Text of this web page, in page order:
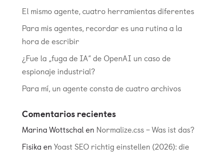
El mismo agente, cuatro herramientas diferentes
Para mis agentes, recordar es una rutina a la
hora de escribir
¿Fue la „fuga de IA“ de OpenAI un caso de
espionaje industrial?
Para mí, un agente consta de cuatro archivos
Comentarios recientes
Marina Wottschalen Normalize.css – Was ist das?
Fisikaen Yoast SEO richtig einstellen (2026): die